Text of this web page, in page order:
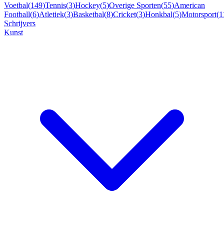
Voetbal(149)Tennis(3)Hockey(5)Overige Sporten(55)American
Football(6)Atletiek(3)Basketbal(8)Cricket(3)Honkbal(5)Motorsport(
Schrijvers
Kunst